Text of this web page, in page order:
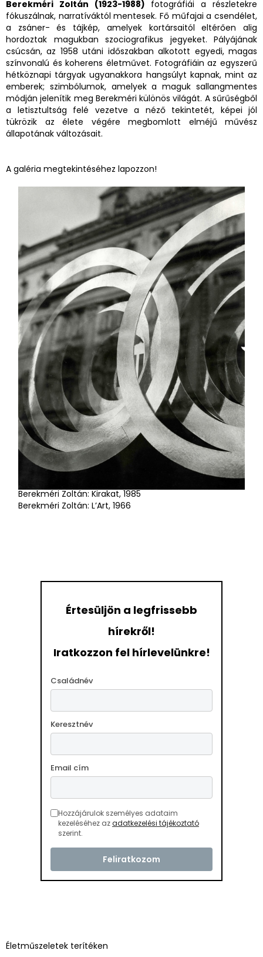
Berekméri Zoltán (1923-1988) fotográfiái a részletekre
fókuszálnak, narratíváktól mentesek. Fő műfajai a csendélet,
a zsáner- és tájkép, amelyek kortársaitól eltérően alig
hordoztak magukban szociografikus jegyeket. Pályájának
csúcsán, az 1958 utáni időszakban alkotott egyedi, magas
színvonalú és koherens életművet. Fotográfiáin az egyszerű
hétköznapi tárgyak ugyanakkora hangsúlyt kapnak, mint az
emberek; szimbólumok, amelyek a maguk sallangmentes
módján jelenítik meg Berekméri különös világát. A sűrűségből
a letisztultság felé vezetve a néző tekintetét, képei jól
tükrözik az élete végére megbomlott elméjű művész
állapotának változásait.
A galéria megtekintéséhez lapozzon!
Berekméri Zoltán: L’Art, 1966
Berekméri Zoltán: Kirakat, 1985
Értesüljön a legfrissebb
hírekről!
Iratkozzon fel hírlevelünkre!
Családnév
Keresztnév
Email cím
Hozzájárulok személyes adataim
kezeléséhez azadatkezelési tájékoztató
szerint.
Életműszeletek terítéken